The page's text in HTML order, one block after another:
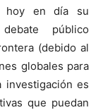
hoy en día su
público
(debido al
globales para
investigación es
que puedan